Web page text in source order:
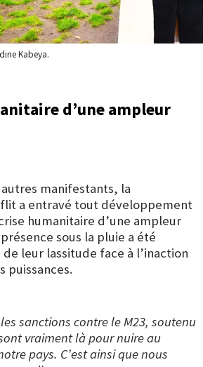
Kabeya.
d’une ampleur
manifestants, la
a entravé tout développement
humanitaire d’une ampleur
sous la pluie a été
leur lassitude face à l’inaction
puissances.
sanctions contre le M23, soutenu
vraiment là pour nuire au
pays. C’est ainsi que nous